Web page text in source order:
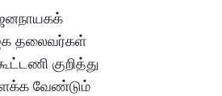
தலைவர்கள்
குறித்து
வேண்டும்